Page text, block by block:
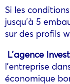
Si les
jusqu’à 5
sur des profils
L’agence
l’entreprise
économique